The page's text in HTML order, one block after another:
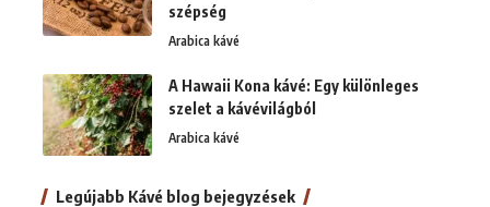
szépség
Arabica kávé
A Hawaii Kona kávé: Egy különleges
szelet a kávévilágból
Arabica kávé
Legújabb Kávé blog bejegyzések